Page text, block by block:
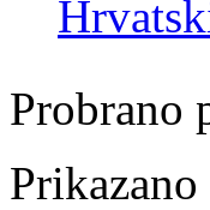
Probrano